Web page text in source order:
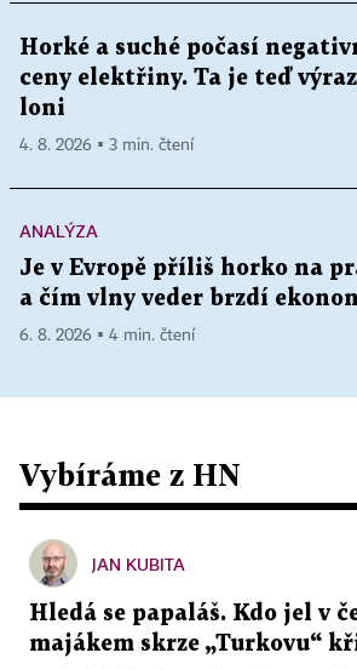
Horké a suché počasí
ceny elektřiny. Ta je teď
loni
4. 8. 2026 ▪ 3 min. čtení
ANALÝZA
Je v Evropě příliš horko na
a čím vlny veder brzdí
6. 8. 2026 ▪ 4 min. čtení
Vybíráme z HN
JAN KUBITA
Hledá se papaláš. Kdo jel v
majákem skrze „Turkovu“